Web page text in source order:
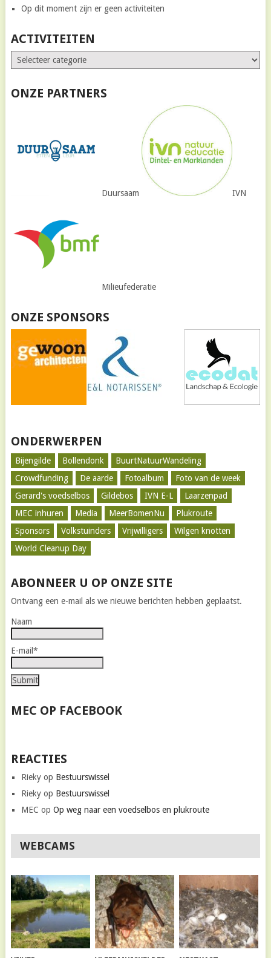
Op dit moment zijn er geen activiteiten
ACTIVITEITEN
ONZE PARTNERS
Duursaam IVN
Milieufederatie
ONZE SPONSORS
ONDERWERPEN
Bijengilde Bollendonk
BuurtNatuurWandeling
Crowdfunding
De aarde Fotoalbum
Foto van de week
Gerard's voedselbos
Gildebos IVN E-L
Laarzenpad
MEC inhuren
Media MeerBomenNu
Plukroute
Sponsors
Volkstuinders Vrijwilligers
Wilgen knotten
World Cleanup Day
ABONNEER U OP ONZE SITE
Ontvang een e-mail als we nieuwe berichten hebben geplaatst.
Naam
E-mail*
MEC OP FACEBOOK
REACTIES
Riekyop Bestuurswissel
Riekyop Bestuurswissel
MEC op Op weg naar een voedselbos en plukroute
WEBCAMS